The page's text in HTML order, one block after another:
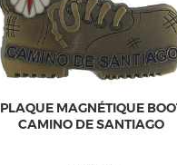
PLAQUE MAGNÉTIQUE
CAMINO DE SANTIAGO